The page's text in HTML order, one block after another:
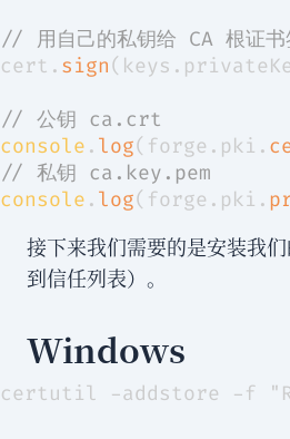
// 用自己的私钥给 CA 根证书
cert . sign( keys .
// 公钥 ca.crt
console . log( forge . pki .
// 私钥 ca.key.pem
console . log( forge . pki .
接下来我们需要的是安装我
到信任列表）。
Windows